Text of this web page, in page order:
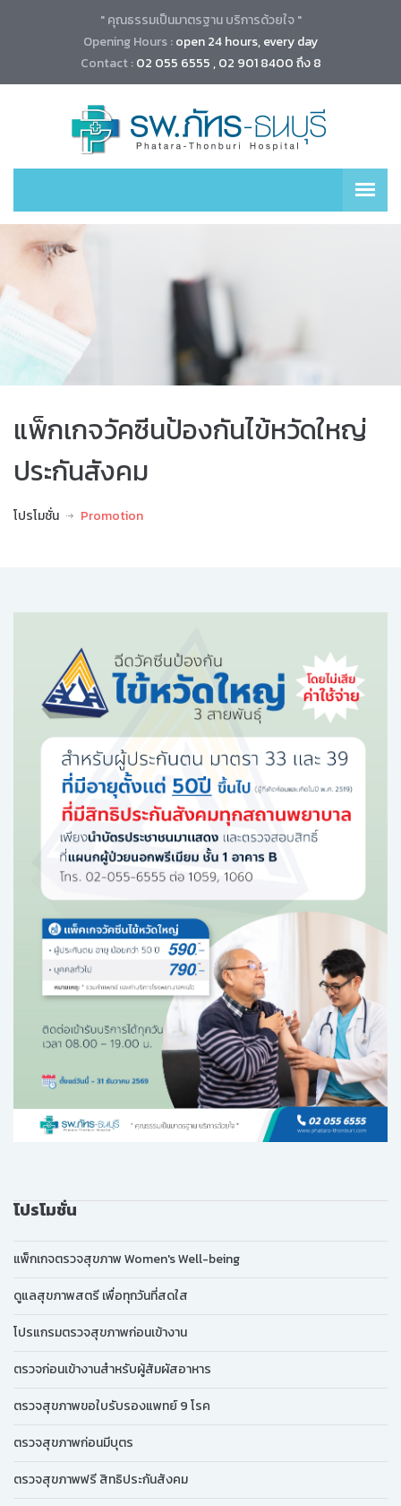
" คุณธรรมเป็นมาตรฐาน บริการด้วยใจ "
Opening Hours :open 24 hours, every day
Contact :02 055 6555 , 02 901 8400 ถึง 8
แพ็กเกจวัคซีนป้องกันไข้หวัดใหญ่
ประกันสังคม
โปรโมชั่น Promotion
โปรโมชั่น
แพ็กเกจตรวจสุขภาพ Women's Well-being
ดูแลสุขภาพสตรี เพื่อทุกวันที่สดใส
โปรแกรมตรวจสุขภาพก่อนเข้างาน
ตรวจก่อนเข้างานสำหรับผู้สัมผัสอาหาร
ตรวจสุขภาพขอใบรับรองแพทย์ 9 โรค
ตรวจสุขภาพก่อนมีบุตร
ตรวจสุขภาพฟรี สิทธิประกันสังคม